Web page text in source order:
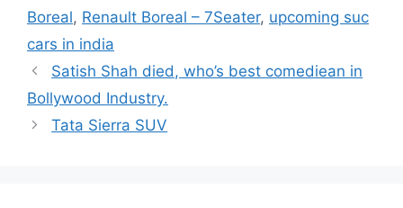
Boreal, Renault Boreal – 7Seater, upcoming suc
cars in india
Satish Shah died, who’s best comediean in
Bollywood Industry.
Tata Sierra SUV